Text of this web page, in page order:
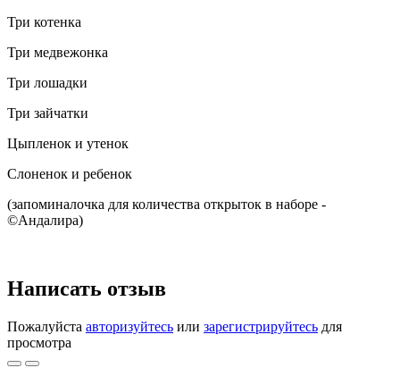
Три котенка
Три медвежонка
Три лошадки
Три зайчатки
Цыпленок и утенок
Слоненок и ребенок
(запоминалочка для количества открыток в наборе -
©Андалира)
Написать отзыв
Пожалуйста авторизуйтесь или зарегистрируйтесь для
просмотра